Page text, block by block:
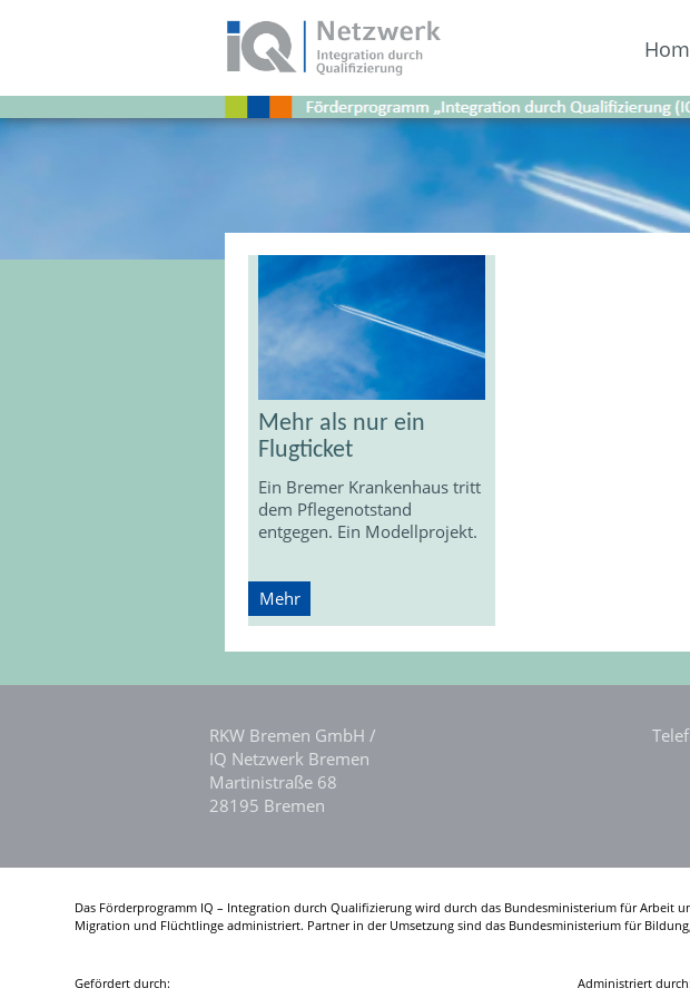
Pflegenotstand
Mehr als nur ein
Flugticket
Ein Bremer Krankenhaus tritt
dem Pflegenotstand
entgegen. Ein Modellprojekt.
Mehr
RKW Bremen GmbH /
IQ Netzwerk Bremen
Martinistraße 68
28195 Bremen
Das Förderprogramm IQ – Integration durch Qualifizierung wird durch das Bundesministerium für Arbeit
Migration und Flüchtlinge administriert. Partner in der Umsetzung sind das Bundesministerium für
Gefördert durch: Administriert durch: